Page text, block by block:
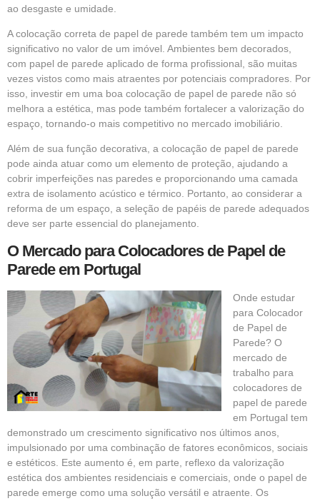
ao desgaste e umidade.
A colocação correta de papel de parede também tem um impacto
significativo no valor de um imóvel. Ambientes bem decorados,
com papel de parede aplicado de forma profissional, são muitas
vezes vistos como mais atraentes por potenciais compradores. Por
isso, investir em uma boa colocação de papel de parede não só
melhora a estética, mas pode também fortalecer a valorização do
espaço, tornando-o mais competitivo no mercado imobiliário.
Além de sua função decorativa, a colocação de papel de parede
pode ainda atuar como um elemento de proteção, ajudando a
cobrir imperfeições nas paredes e proporcionando uma camada
extra de isolamento acústico e térmico. Portanto, ao considerar a
reforma de um espaço, a seleção de papéis de parede adequados
deve ser parte essencial do planejamento.
O Mercado para Colocadores de Papel de
Parede em Portugal
Onde estudar
para Colocador
de Papel de
Parede? O
mercado de
trabalho para
colocadores de
papel de parede
em Portugal tem
demonstrado um crescimento significativo nos últimos anos,
impulsionado por uma combinação de fatores econômicos, sociais
e estéticos. Este aumento é, em parte, reflexo da valorização
estética dos ambientes residenciais e comerciais, onde o papel de
parede emerge como uma solução versátil e atraente. Os